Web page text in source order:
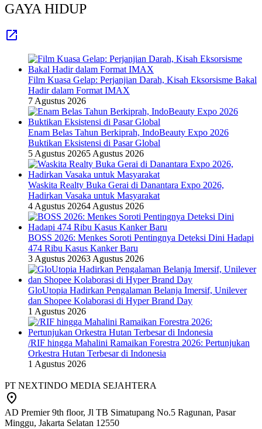
GAYA HIDUP
Film Kuasa Gelap: Perjanjian Darah, Kisah Eksorsisme Bakal
Hadir dalam Format IMAX
7 Agustus 2026
Enam Belas Tahun Berkiprah, IndoBeauty Expo 2026
Buktikan Eksistensi di Pasar Global
5 Agustus 20265 Agustus 2026
Waskita Realty Buka Gerai di Danantara Expo 2026,
Hadirkan Vasaka untuk Masyarakat
4 Agustus 20264 Agustus 2026
BOSS 2026: Menkes Soroti Pentingnya Deteksi Dini Hadapi
474 Ribu Kasus Kanker Baru
3 Agustus 20263 Agustus 2026
GloUtopia Hadirkan Pengalaman Belanja Imersif, Unilever
dan Shopee Kolaborasi di Hyper Brand Day
1 Agustus 2026
/RIF hingga Mahalini Ramaikan Forestra 2026: Pertunjukan
Orkestra Hutan Terbesar di Indonesia
1 Agustus 2026
PT NEXTINDO MEDIA SEJAHTERA
AD Premier 9th floor, Jl TB Simatupang No.5 Ragunan, Pasar
Minggu, Jakarta Selatan 12550